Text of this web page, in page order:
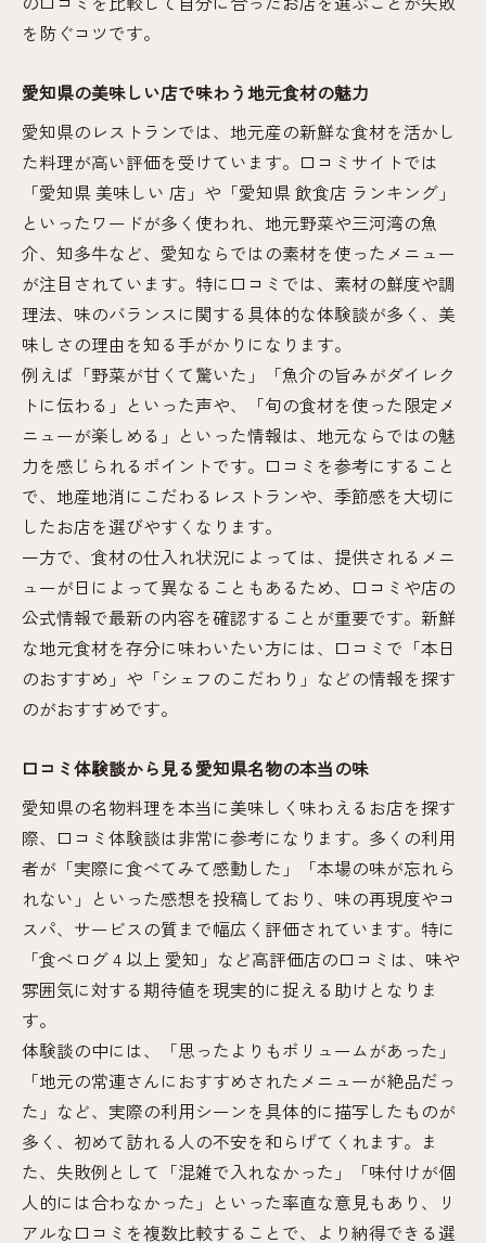
を防ぐコツです。
愛知県の美味しい店で味わう地元食材の魅力
愛知県のレストランでは、地元産の新鮮な食材を活かし
た料理が高い評価を受けています。口コミサイトでは
「愛知県 美味しい 店」や「愛知県 飲食店 ランキング」
といったワードが多く使われ、地元野菜や三河湾の魚
介、知多牛など、愛知ならではの素材を使ったメニュー
が注目されています。特に口コミでは、素材の鮮度や調
理法、味のバランスに関する具体的な体験談が多く、美
味しさの理由を知る手がかりになります。
例えば「野菜が甘くて驚いた」「魚介の旨みがダイレク
トに伝わる」といった声や、「旬の食材を使った限定メ
ニューが楽しめる」といった情報は、地元ならではの魅
力を感じられるポイントです。口コミを参考にすること
で、地産地消にこだわるレストランや、季節感を大切に
したお店を選びやすくなります。
一方で、食材の仕入れ状況によっては、提供されるメニ
ューが日によって異なることもあるため、口コミや店の
公式情報で最新の内容を確認することが重要です。新鮮
な地元食材を存分に味わいたい方には、口コミで「本日
のおすすめ」や「シェフのこだわり」などの情報を探す
のがおすすめです。
口コミ体験談から見る愛知県名物の本当の味
愛知県の名物料理を本当に美味しく味わえるお店を探す
際、口コミ体験談は非常に参考になります。多くの利用
者が「実際に食べてみて感動した」「本場の味が忘れら
れない」といった感想を投稿しており、味の再現度やコ
スパ、サービスの質まで幅広く評価されています。特に
「食べログ 4 以上 愛知」など高評価店の口コミは、味や
雰囲気に対する期待値を現実的に捉える助けとなりま
す。
体験談の中には、「思ったよりもボリュームがあった」
「地元の常連さんにおすすめされたメニューが絶品だっ
た」など、実際の利用シーンを具体的に描写したものが
多く、初めて訪れる人の不安を和らげてくれます。ま
た、失敗例として「混雑で入れなかった」「味付けが個
人的には合わなかった」といった率直な意見もあり、リ
アルな口コミを複数比較することで、より納得できる選